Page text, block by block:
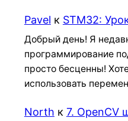
Pavel к STM32:
Добрый день! Я
программирование
просто бесценны!
использовать
North к 7. OpenCV